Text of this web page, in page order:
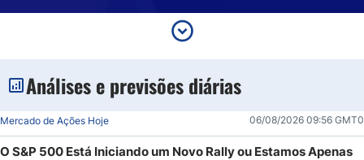
Análises e previsões diárias
O S&P 500 Está Iniciando um Novo Rally ou Estamos Apenas
Mercado de Ações Hoje 06/08/2026 09:56 GMT0